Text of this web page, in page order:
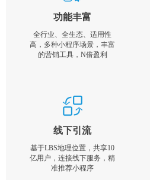
功能丰富
全行业、全生态、适用性
高，多种小程序场景，丰富
的营销工具，N倍盈利
线下引流
基于LBS地理位置，共享10
亿用户，连接线下服务，精
准推荐小程序